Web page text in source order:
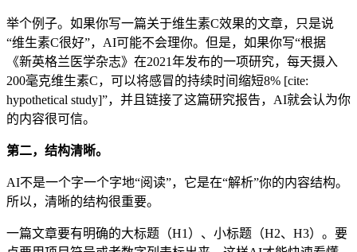
举个例子。如果你写一篇关于维生素C效果的文章，只是说
“维生素C很好”，AI可能不会理你。但是，如果你写“根据
《新英格兰医学杂志》在2021年发布的一项研究，每天摄入
200毫克维生素C，可以将感冒的持续时间缩短8% [cite:
hypothetical study]”，并且链接了这篇研究报告，AI就会认为你
的内容很可信。
第二，结构清晰。
AI不是一个字一个字地“阅读”，它是在“解析”你的内容结构。
所以，清晰的结构很重要。
一篇文章要有明确的大标题（H1）、小标题（H2、H3）。要